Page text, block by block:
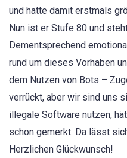
und hatte damit erstmals
Nun ist er Stufe 80 und
Dementsprechend
rund um dieses Vorhaben
dem Nutzen von Bots –
verrückt, aber wir sind uns
illegale Software nutzen,
schon gemerkt. Da lässt
Herzlichen Glückwunsch!